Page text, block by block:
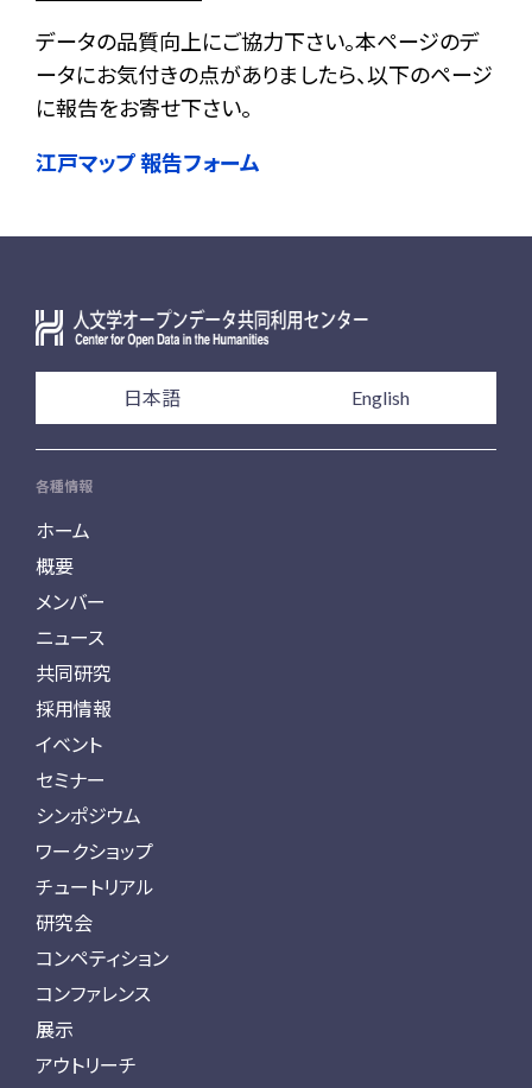
データの品質向上にご協力下さい。本ページのデ
ータにお気付きの点がありましたら、以下のページ
に報告をお寄せ下さい。
江戸マップ 報告フォーム
日本語 English
各種情報
ホーム
概要
メンバー
ニュース
共同研究
採用情報
イベント
セミナー
シンポジウム
ワークショップ
チュートリアル
研究会
コンペティション
コンファレンス
展示
アウトリーチ